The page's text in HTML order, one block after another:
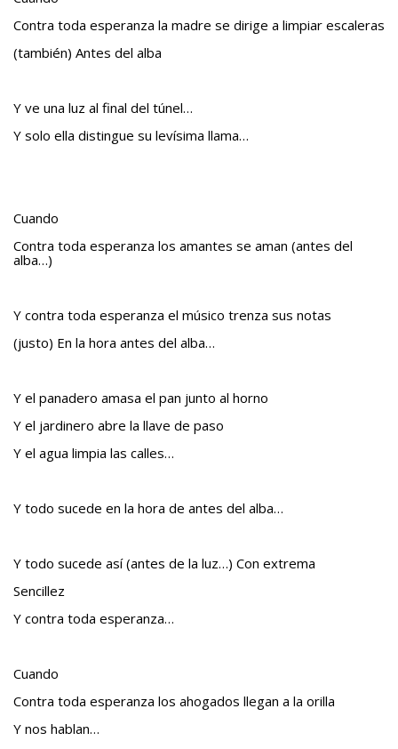
Contra toda esperanza la madre se dirige a limpiar escaleras
(también) Antes del alba
Y ve una luz al final del túnel…
Y solo ella distingue su levísima llama…
Cuando
Contra toda esperanza los amantes se aman (antes del
alba…)
Y contra toda esperanza el músico trenza sus notas
(justo) En la hora antes del alba…
Y el panadero amasa el pan junto al horno
Y el jardinero abre la llave de paso
Y el agua limpia las calles…
Y todo sucede en la hora de antes del alba…
Y todo sucede así (antes de la luz…) Con extrema
Sencillez
Y contra toda esperanza…
Cuando
Contra toda esperanza los ahogados llegan a la orilla
Y nos hablan…